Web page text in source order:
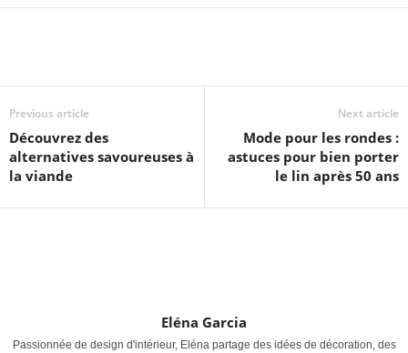
Previous article
Découvrez des
alternatives savoureuses à
la viande
Next article
Mode pour les rondes :
astuces pour bien porter
le lin après 50 ans
Eléna Garcia
Passionnée de design d'intérieur, Eléna partage des idées de décoration, des